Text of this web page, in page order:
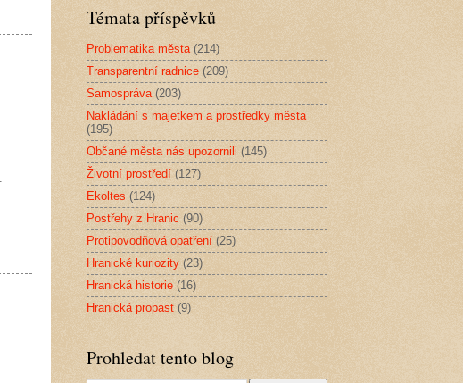
Témata příspěvků
Problematika města (214)
Transparentní radnice (209)
Samospráva (203)
Nakládání s majetkem a prostředky města
(195)
Občané města nás upozornili (145)
Životní prostředí (127)
Ekoltes (124)
Postřehy z Hranic (90)
Protipovodňová opatření (25)
Hranické kuriozity (23)
Hranická historie (16)
Hranická propast (9)
Prohledat tento blog